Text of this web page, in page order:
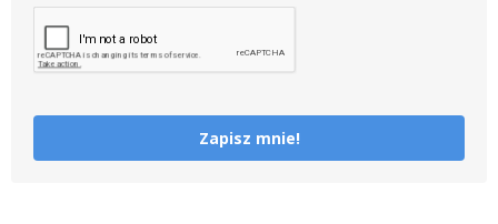
Zapisz mnie!